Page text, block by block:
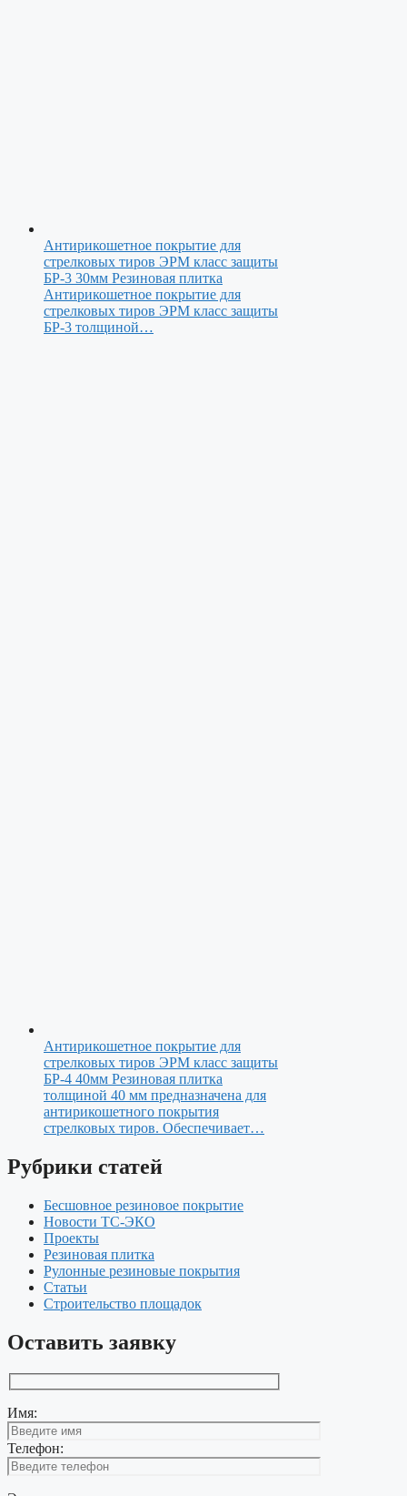
Антирикошетное покрытие для
стрелковых тиров ЭРМ класс защиты
БР-3 30мм Резиновая плитка
Антирикошетное покрытие для
стрелковых тиров ЭРМ класс защиты
БР-3 толщиной…
Антирикошетное покрытие для
стрелковых тиров ЭРМ класс защиты
БР-4 40мм Резиновая плитка
толщиной 40 мм предназначена для
антирикошетного покрытия
стрелковых тиров. Обеспечивает…
Рубрики статей
Бесшовное резиновое покрытие
Новости ТС-ЭКО
Проекты
Резиновая плитка
Рулонные резиновые покрытия
Статьи
Строительство площадок
Оставить заявку
Имя:
Телефон: